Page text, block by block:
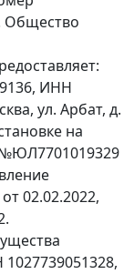
Общество
ИНН
ул. Арбат, д.
на
02.02.2022,